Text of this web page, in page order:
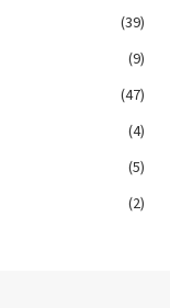
(39)
(9)
(47)
(4)
(5)
(2)